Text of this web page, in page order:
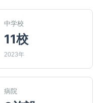
中学校
11校
2023年
病院